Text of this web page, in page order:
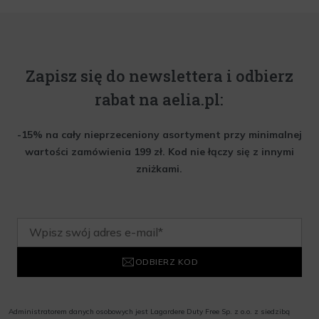
Zapisz się do newslettera i odbierz
rabat na aelia.pl:
-15% na cały nieprzeceniony asortyment przy minimalnej
wartości zamówienia 199 zł. Kod nie łączy się z innymi
zniżkami.
ODBIERZ KOD
Administratorem danych osobowych jest Lagardere Duty Free Sp. z o.o. z siedzibą